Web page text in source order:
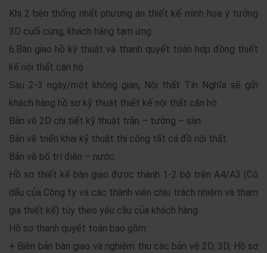
Khi 2 bên thống nhất phương án thiết kế minh họa ý tưởng
3D cuối cùng, khách hàng tạm ứng
6.Bàn giao hồ kỹ thuật và thanh quyết toán hợp đồng thiết
kế nội thất căn hộ
Sau 2-3 ngày/một không gian, Nội thất Tín Nghĩa sẽ gửi
khách hàng hồ sơ kỹ thuật thiết kế nội thất căn hộ.
Bản vẽ 2D chi tiết kỹ thuật trần – tường – sàn.
Bản vẽ triển khai kỹ thuật thi công tất cả đồ nội thất.
Bản vẽ bố trí điện – nước.
Hồ sơ thiết kế bàn giao được thành 1-2 bộ trên A4/A3 (Có
dấu của Công ty và các thành viên chịu trách nhiệm và tham
gia thiết kế) tùy theo yêu cầu của khách hàng.
Hồ sơ thanh quyết toán bao gồm:
+ Biên bản bàn giao và nghiệm thu các bản vẽ 2D, 3D, Hồ sơ